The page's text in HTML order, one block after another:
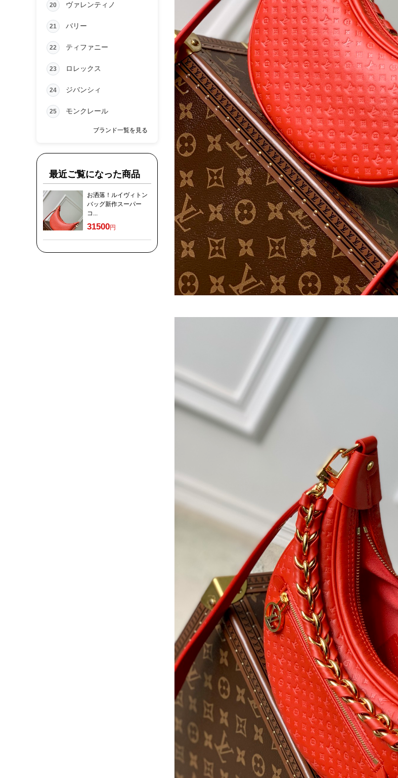
20 ヴァレンティノ
21 バリー
22 ティファニー
23 ロレックス
24 ジバンシィ
25 モンクレール
ブランド一覧を見る
最近ご覧になった商品
お洒落！ルイヴィトン
バッグ新作スーパー
コ...
31500円